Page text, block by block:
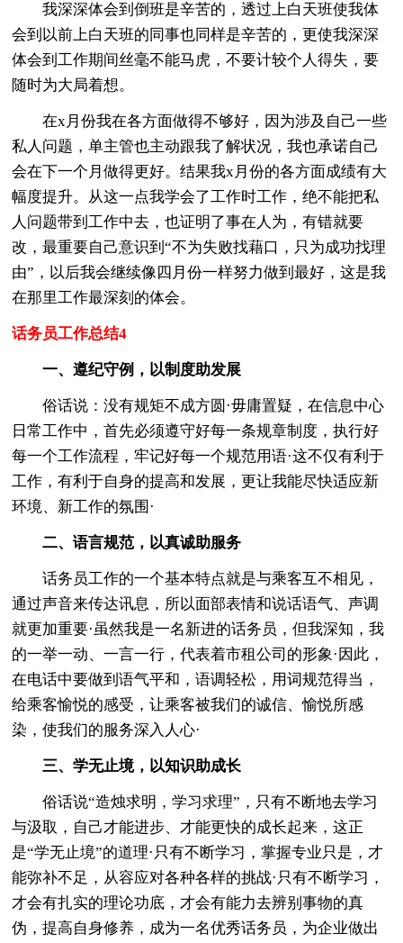
我深深体会到倒班是辛苦的，透过上白天班使我体
会到以前上白天班的同事也同样是辛苦的，更使我深深
体会到工作期间丝毫不能马虎，不要计较个人得失，要
随时为大局着想。
在x月份我在各方面做得不够好，因为涉及自己一些
私人问题，单主管也主动跟我了解状况，我也承诺自己
会在下一个月做得更好。结果我x月份的各方面成绩有大
幅度提升。从这一点我学会了工作时工作，绝不能把私
人问题带到工作中去，也证明了事在人为，有错就要
改，最重要自己意识到“不为失败找藉口，只为成功找理
由”，以后我会继续像四月份一样努力做到最好，这是我
在那里工作最深刻的体会。
话务员工作总结4
一、遵纪守例，以制度助发展
俗话说：没有规矩不成方圆·毋庸置疑，在信息中心
日常工作中，首先必须遵守好每一条规章制度，执行好
每一个工作流程，牢记好每一个规范用语·这不仅有利于
工作，有利于自身的提高和发展，更让我能尽快适应新
环境、新工作的氛围·
二、语言规范，以真诚助服务
话务员工作的一个基本特点就是与乘客互不相见，
通过声音来传达讯息，所以面部表情和说话语气、声调
就更加重要·虽然我是一名新进的话务员，但我深知，我
的一举一动、一言一行，代表着市租公司的形象·因此，
在电话中要做到语气平和，语调轻松，用词规范得当，
给乘客愉悦的感受，让乘客被我们的诚信、愉悦所感
染，使我们的服务深入人心·
三、学无止境，以知识助成长
俗话说“造烛求明，学习求理”，只有不断地去学习
与汲取，自己才能进步、才能更快的成长起来，这正
是“学无止境”的道理·只有不断学习，掌握专业只是，才
能弥补不足，从容应对各种各样的挑战·只有不断学习，
才会有扎实的理论功底，才会有能力去辨别事物的真
伪，提高自身修养，成为一名优秀话务员，为企业做出